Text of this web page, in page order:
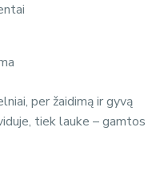
per žaidimą ir gyvą
tiek lauke – gamtos